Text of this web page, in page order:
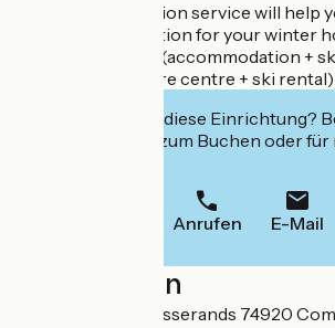
The accommodation service will help
ideal accommodation for your winter
inclusive options (accommodation +
lessons + child care centre + ski rental)
Interessiert Sie diese Einrichtung?
deren Website zum Buchen oder
Anrufen E-Mail
Localisation
49, chemin des Passerands 74920